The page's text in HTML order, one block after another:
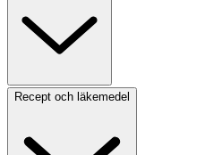
Recept och läkemedel